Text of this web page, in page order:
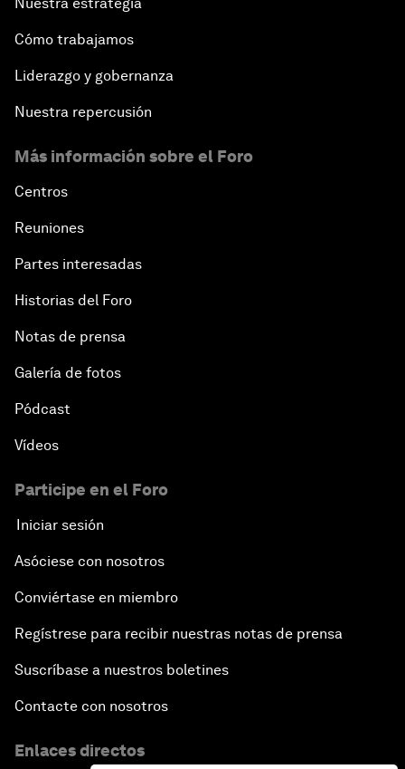
Cómo trabajamos
Liderazgo y gobernanza
Nuestra repercusión
Más información sobre el Foro
Centros
Reuniones
Partes interesadas
Historias del Foro
Notas de prensa
Galería de fotos
Pódcast
Vídeos
Participe en el Foro
Iniciar sesión
Asóciese con nosotros
Conviértase en miembro
Regístrese para recibir nuestras notas de prensa
Suscríbase a nuestros boletines
Contacte con nosotros
Enlaces directos